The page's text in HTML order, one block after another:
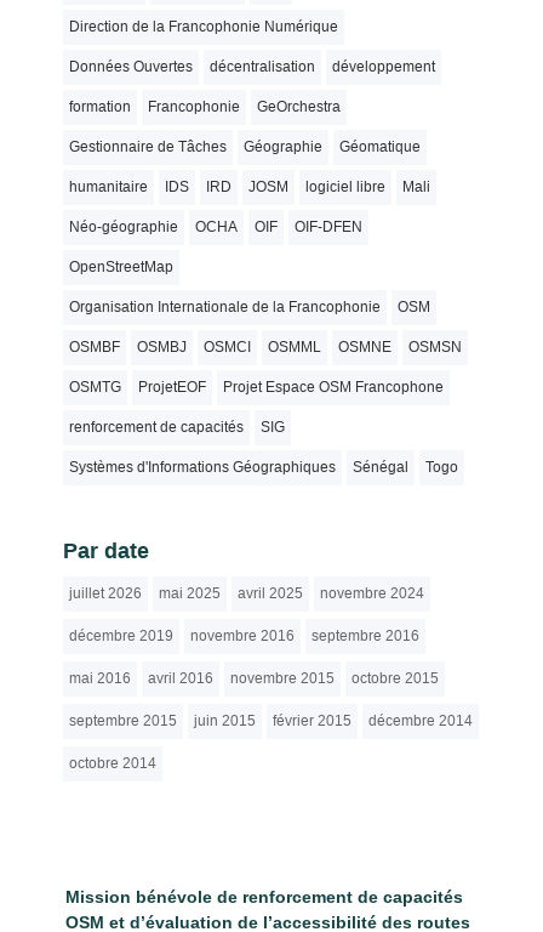
Direction de la Francophonie Numérique
Données Ouvertes décentralisation développement
formation Francophonie GeOrchestra
Gestionnaire de Tâches Géographie Géomatique
humanitaire IDS IRD JOSM logiciel libre Mali
Néo-géographie OCHA OIF OIF-DFEN
OpenStreetMap
Organisation Internationale de la Francophonie OSM
OSMBF OSMBJ OSMCI OSMML OSMNE OSMSN
OSMTG ProjetEOF Projet Espace OSM Francophone
renforcement de capacités SIG
Systèmes d'Informations Géographiques Sénégal Togo
Par date
juillet 2026 mai 2025 avril 2025 novembre 2024
décembre 2019 novembre 2016 septembre 2016
mai 2016 avril 2016 novembre 2015 octobre 2015
septembre 2015 juin 2015 février 2015 décembre 2014
octobre 2014
Mission bénévole de renforcement de capacités
OSM et d’évaluation de l’accessibilité des routes